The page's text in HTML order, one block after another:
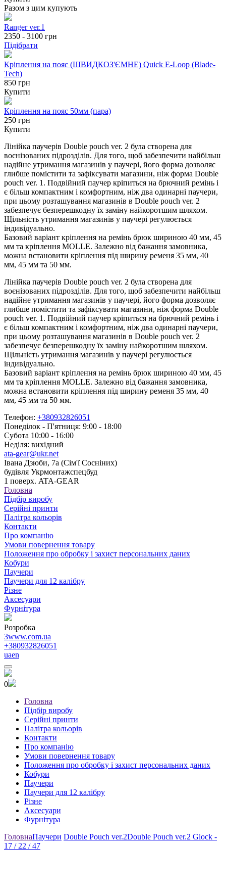
Разом з цим купують
Ranger ver.1
2350 - 3100 грн
Підібрати
Кріплення на пояс (ШВИДКОЗ'ЄМНЕ) Quick E-Loop (Blade-
Tech)
850 грн
Купити
Кріплення на пояс 50мм (пара)
250 грн
Купити
Лінійка паучерів Double pouch ver. 2 була створена для
воєнізованих підрозділів. Для того, щоб забезпечити найбільш
надійне утримання магазинів у паучері, його форма дозволяє
глибше помістити та зафіксувати магазини, ніж форма Double
pouch ver. 1. Подвійний паучер кріпиться на брючний ремінь і
є більш компактним і комфортним, ніж два одинарні паучери,
при цьому розташування магазинів в Double pouch ver. 2
забезпечує безперешкодну їх заміну найкоротшим шляхом.
Щільність утримання магазинів у паучері регулюється
індивідуально.
Базовий варіант кріплення на ремінь брюк шириною 40 мм, 45
мм та кріплення MOLLE. Залежно від бажання замовника,
можна встановити кріплення під ширину ременя 35 мм, 40
мм, 45 мм та 50 мм.
Лінійка паучерів Double pouch ver. 2 була створена для
воєнізованих підрозділів. Для того, щоб забезпечити найбільш
надійне утримання магазинів у паучері, його форма дозволяє
глибше помістити та зафіксувати магазини, ніж форма Double
pouch ver. 1. Подвійний паучер кріпиться на брючний ремінь і
є більш компактним і комфортним, ніж два одинарні паучери,
при цьому розташування магазинів в Double pouch ver. 2
забезпечує безперешкодну їх заміну найкоротшим шляхом.
Щільність утримання магазинів у паучері регулюється
індивідуально.
Базовий варіант кріплення на ремінь брюк шириною 40 мм, 45
мм та кріплення MOLLE. Залежно від бажання замовника,
можна встановити кріплення під ширину ременя 35 мм, 40
мм, 45 мм та 50 мм.
Телефон: +380932826051
Понеділок - П'ятниця: 9:00 - 18:00
Субота 10:00 - 16:00
Неділя: вихідний
ata-gear@ukr.net
Івана Дзюби, 7а (Сім'ї Сосніних)
будівля Укрмонтажспецбуд
1 поверх. ATA-GEAR
Головна
Підбір виробу
Серійні принти
Палітра кольорів
Контакти
Про компанію
Умови повернення товару
Положення про обробку і захист персональних даних
Кобури
Паучери
Паучери для 12 калібру
Різне
Аксесуари
Фурнітура
Розробка
3www.com.ua
+380932826051
uaen
0
Головна
Підбір виробу
Серійні принти
Палітра кольорів
Контакти
Про компанію
Умови повернення товару
Положення про обробку і захист персональних даних
Кобури
Паучери
Паучери для 12 калібру
Різне
Аксесуари
Фурнітура
ГоловнаПаучери Double Pouch ver.2Double Pouch ver.2 Glock -
17 / 22 / 47